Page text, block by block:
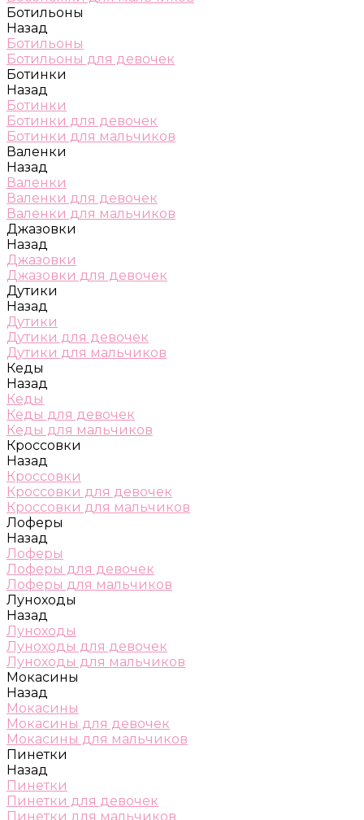
Ботильоны
Назад
Ботильоны
Ботильоны для девочек
Ботинки
Назад
Ботинки
Ботинки для девочек
Ботинки для мальчиков
Валенки
Назад
Валенки
Валенки для девочек
Валенки для мальчиков
Джазовки
Назад
Джазовки
Джазовки для девочек
Дутики
Назад
Дутики
Дутики для девочек
Дутики для мальчиков
Кеды
Назад
Кеды
Кеды для девочек
Кеды для мальчиков
Кроссовки
Назад
Кроссовки
Кроссовки для девочек
Кроссовки для мальчиков
Лоферы
Назад
Лоферы
Лоферы для девочек
Лоферы для мальчиков
Луноходы
Назад
Луноходы
Луноходы для девочек
Луноходы для мальчиков
Мокасины
Назад
Мокасины
Мокасины для девочек
Мокасины для мальчиков
Пинетки
Назад
Пинетки
Пинетки для девочек
Пинетки для мальчиков